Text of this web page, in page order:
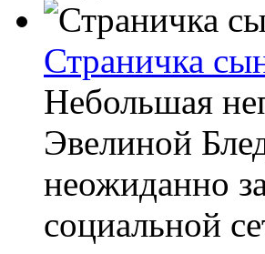
Страничка
Небольшая
Эвелиной
неожиданно
социальной